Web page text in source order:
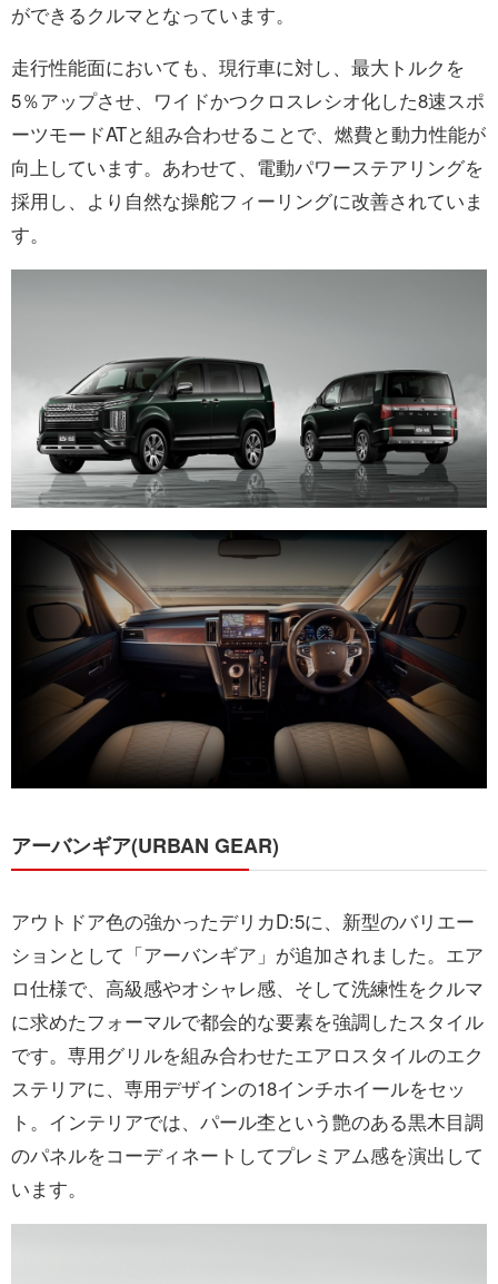
ができるクルマとなっています。
走行性能面においても、現行車に対し、最大トルクを
5％アップさせ、ワイドかつクロスレシオ化した8速スポ
ーツモードATと組み合わせることで、燃費と動力性能が
向上しています。あわせて、電動パワーステアリングを
採用し、より自然な操舵フィーリングに改善されていま
す。
アーバンギア(URBAN GEAR)
アウトドア色の強かったデリカD:5に、新型のバリエー
ションとして「アーバンギア」が追加されました。エア
ロ仕様で、高級感やオシャレ感、そして洗練性をクルマ
に求めたフォーマルで都会的な要素を強調したスタイル
です。専用グリルを組み合わせたエアロスタイルのエク
ステリアに、専用デザインの18インチホイールをセッ
ト。インテリアでは、パール杢という艶のある黒木目調
のパネルをコーディネートしてプレミアム感を演出して
います。